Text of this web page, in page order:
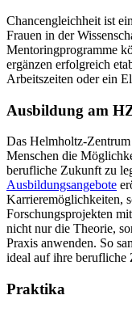
Chancengleichheit ist
Frauen in der
Mentoringprogramme
ergänzen erfolgreich
Arbeitszeiten oder ein
Ausbildung am
Das Helmholtz-
Menschen die
berufliche Zukunft zu
Ausbildungsangebote
Karrieremöglichkeiten,
Forschungsprojekten
nicht nur die Theorie,
Praxis anwenden. So
ideal auf ihre berufliche
Praktika